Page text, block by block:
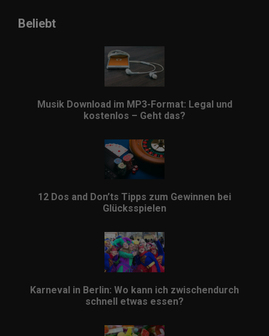
Beliebt
Musik Download im MP3-Format: Legal und
kostenlos – Geht das?
12 Dos and Don’ts Tipps zum Gewinnen bei
Glücksspielen
Karneval in Berlin: Wo kann ich zwischendurch
schnell etwas essen?